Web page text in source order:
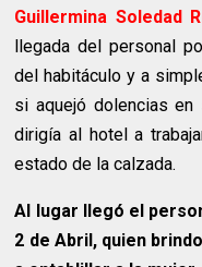
Guillermina Soledad
llegada del personal
del habitáculo y a
si aquejó dolencias
dirigía al hotel a
estado de la calzada.
Al lugar llegó el
2 de Abril, quien